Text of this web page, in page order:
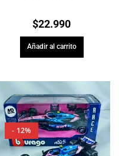
$22.990
Añadir al carrito
- 12%